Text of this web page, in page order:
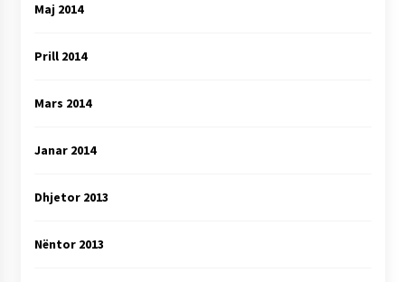
Maj 2014
Prill 2014
Mars 2014
Janar 2014
Dhjetor 2013
Nëntor 2013